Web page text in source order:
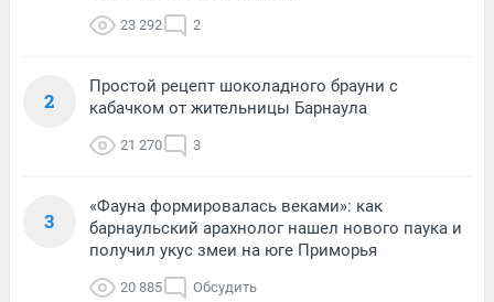
23 292 2
2
Простой рецепт шоколадного брауни с
кабачком от жительницы Барнаула
21 270 3
3
«Фауна формировалась веками»: как
барнаульский арахнолог нашел нового паука и
получил укус змеи на юге Приморья
20 885 Обсудить